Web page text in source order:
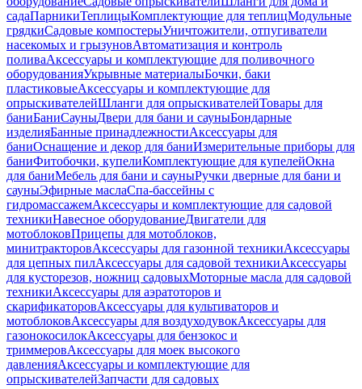
садаПарникиТеплицыКомплектующие для теплицМодульные
грядкиСадовые компостерыУничтожители, отпугиватели
насекомых и грызуновАвтоматизация и контроль
поливаАксессуары и комплектующие для поливочного
оборудованияУкрывные материалыБочки, баки
пластиковыеАксессуары и комплектующие для
опрыскивателейШланги для опрыскивателейТовары для
баниБаниСауныДвери для бани и сауныБондарные
изделияБанные принадлежностиАксессуары для
баниОснащение и декор для баниИзмерительные приборы для
баниФитобочки, купелиКомплектующие для купелейОкна
для баниМебель для бани и сауныРучки дверные для бани и
сауныЭфирные маслаСпа-бассейны с
гидромассажемАксессуары и комплектующие для садовой
техникиНавесное оборудованиеДвигатели для
мотоблоковПрицепы для мотоблоков,
минитракторовАксессуары для газонной техникиАксессуары
для цепных пилАксессуары для садовой техникиАксессуары
для кусторезов, ножниц садовыхМоторные масла для садовой
техникиАксессуары для аэратоторов и
скарификаторовАксессуары для культиваторов и
мотоблоковАксессуары для воздуходувокАксессуары для
газонокосилокАксессуары для бензокос и
триммеровАксессуары для моек высокого
давленияАксессуары и комплектующие для
опрыскивателейЗапчасти для садовых